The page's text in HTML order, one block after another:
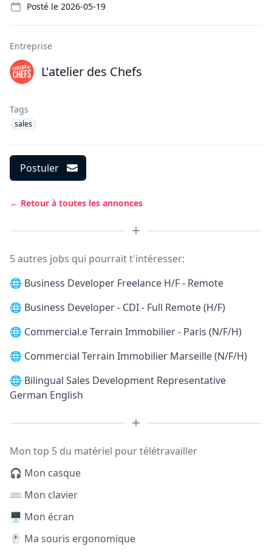
Posté le 2026-05-19
Entreprise
L'atelier des Chefs
Tags
sales
Postuler
← Retour à toutes les annonces
5 autres jobs qui pourrait t'intéresser:
🌐 Business Developer Freelance H/F - Remote
🌐 Business Developer - CDI - Full Remote (H/F)
🌐 Commercial.e Terrain Immobilier - Paris (N/F/H)
🌐 Commercial Terrain Immobilier Marseille (N/F/H)
🌐 Bilingual Sales Development Representative
German English
Mon top 5 du matériel pour télétravailler
🎧 Mon casque
⌨️ Mon clavier
🖥️ Mon écran
🖱️ Ma souris ergonomique